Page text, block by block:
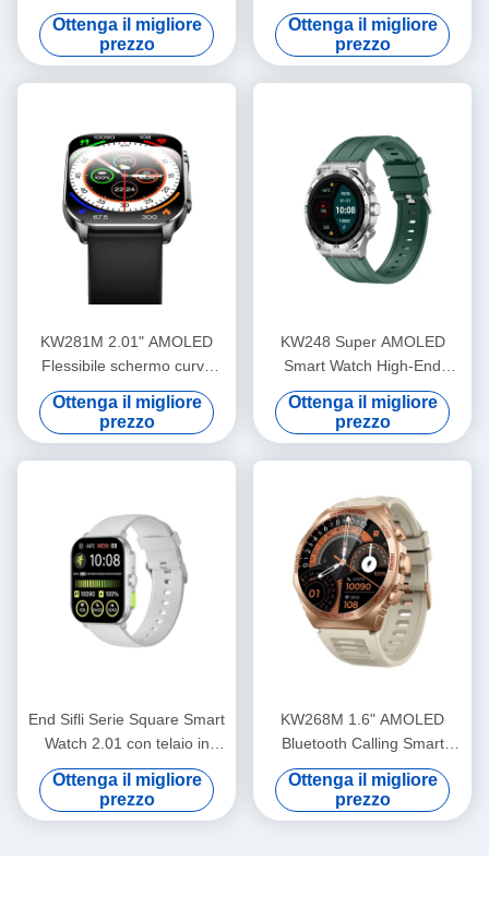
rotondo da 1,6" più grande
del settore
Ottenga il migliore
prezzo
flessibile con Dafit APP e
bezel in metallo
Ottenga il migliore
prezzo
KW281M 2.01" AMOLED
Flessibile schermo curvo
Smart Watch PVD Metal
Frame
Ottenga il migliore
prezzo
KW248 Super AMOLED
Smart Watch High-End
Multifunzione BT Calling
Model
Ottenga il migliore
prezzo
End Sifli Serie Square Smart
Watch 2.01 con telaio in
metallo PVD e batteria da
300mAh
Ottenga il migliore
prezzo
KW268M 1.6" AMOLED
Bluetooth Calling Smart
Watch con display rotondo
grande
Ottenga il migliore
prezzo